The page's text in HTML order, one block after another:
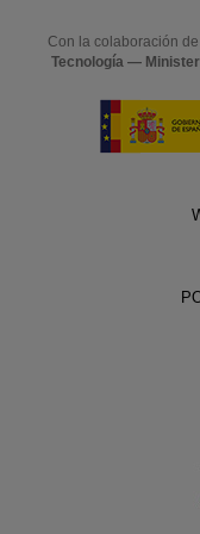
Con la colaboración
Tecnología —